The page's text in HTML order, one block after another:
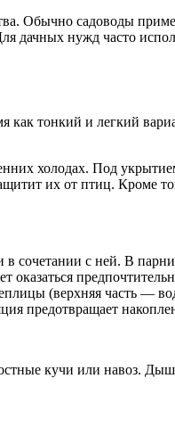
Обычно садоводы
дачных нужд часто
тонкий и легкий
холодах. Под
их от птиц. Кроме
сочетании с ней. В
оказаться
(верхняя часть —
предотвращает
кучи или навоз.